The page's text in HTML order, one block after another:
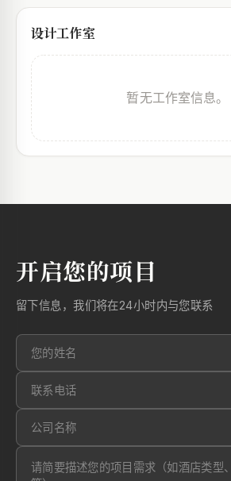
设计工作室
暂无工作室信息。
开启您的项目
留下信息，我们将在24小时内与您联系